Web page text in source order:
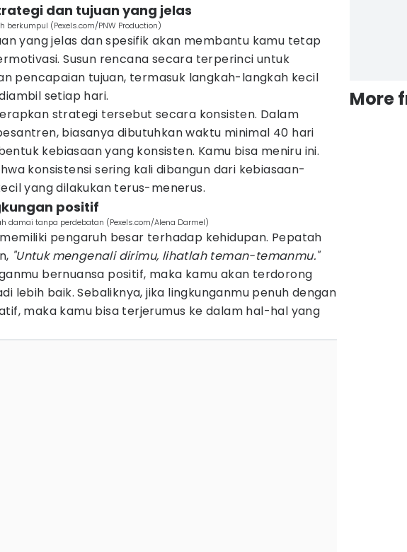
dan tujuan yang jelas
(Pexels.com/PNW Production)
yang jelas dan spesifik akan membantu kamu tetap
Susun rencana secara terperinci untuk
pencapaian tujuan, termasuk langkah-langkah kecil
setiap hari.
strategi tersebut secara konsisten. Dalam
biasanya dibutuhkan waktu minimal 40 hari
kebiasaan yang konsisten. Kamu bisa meniru ini.
konsistensi sering kali dibangun dari kebiasaan-
yang dilakukan terus-menerus.
positif
damai tanpa perdebatan (Pexels.com/Alena Darmel)
pengaruh besar terhadap kehidupan. Pepatah
"Untuk mengenali dirimu, lihatlah teman-temanmu."
bernuansa positif, maka kamu akan terdorong
lebih baik. Sebaliknya, jika lingkunganmu penuh dengan
maka kamu bisa terjerumus ke dalam hal-hal yang
More